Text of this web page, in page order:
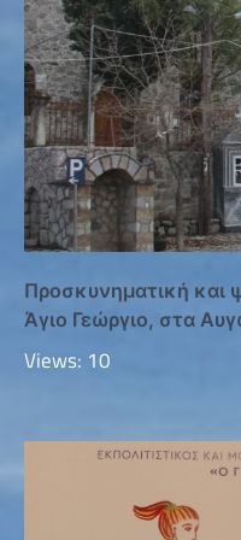
Προσκυνηματική και
Άγιο Γεώργιο, στα
Views: 10